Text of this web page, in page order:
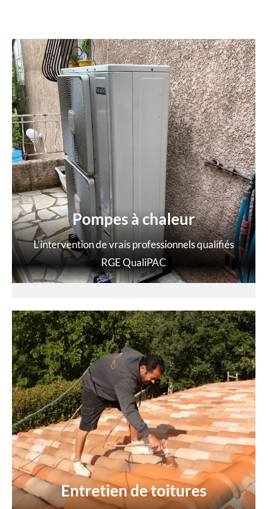
Pompes à chaleur
L’intervention de vrais professionnels qualifiés
RGE QualiPAC
Entretien de toitures